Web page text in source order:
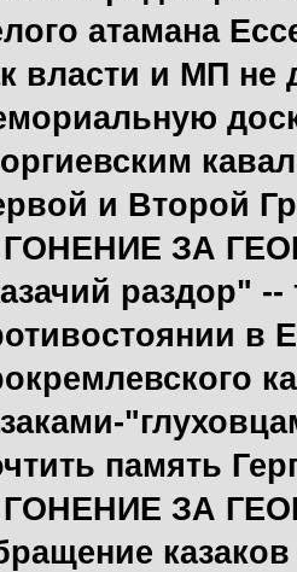
атамана
власти и МП не
и Второй
ГОНЕНИЕ ЗА
раздор" --
в
память
ГОНЕНИЕ ЗА
казаков